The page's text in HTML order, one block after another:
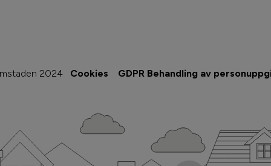
2024 Cookies GDPR Behandling av